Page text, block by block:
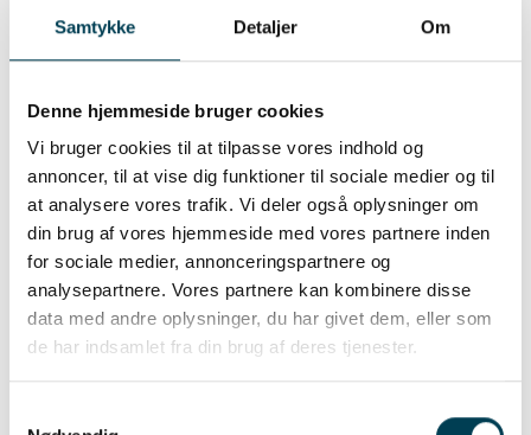
Samtykke Detaljer Om
Denne hjemmeside bruger cookies
Vi bruger cookies til at tilpasse vores indhold og
annoncer, til at vise dig funktioner til sociale medier og til
at analysere vores trafik. Vi deler også oplysninger om
din brug af vores hjemmeside med vores partnere inden
for sociale medier, annonceringspartnere og
analysepartnere. Vores partnere kan kombinere disse
data med andre oplysninger, du har givet dem, eller som
de har indsamlet fra din brug af deres tjenester.
øge robustheden og sikre en mere bæredygtig
hos Danish Genetics.
Dette initiativ er en del af Danish Genetics' overordnede
strategi om at forbedre sundheden og trivsel hos søer. Ved at
fokusere på robusthed og benstyrke, understøtter vi vores mål
om at levere verdens mest bæredygtige og velfungerende
avlsdyr.
Projektet DiGiSOW forventes at redde 20.000 søer og 312.000
producenterne.